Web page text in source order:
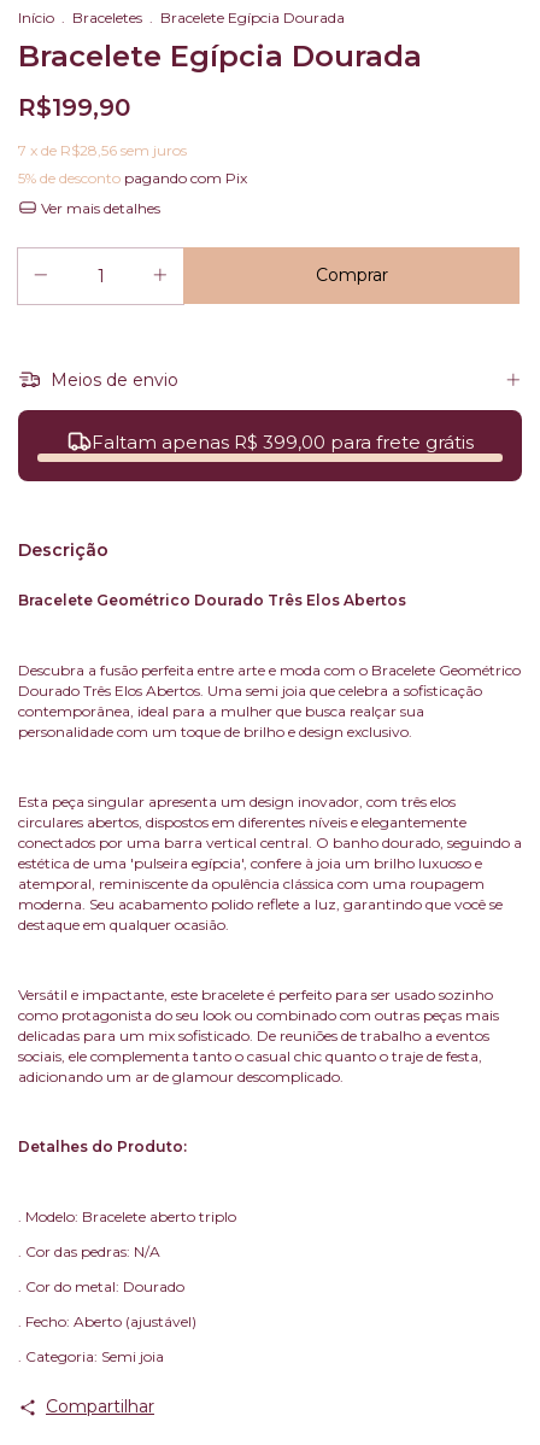
Início Braceletes Bracelete Egípcia Dourada
Bracelete Egípcia Dourada
R$199,90
7 x de R$28,56 sem juros
5% de desconto pagando com Pix
Ver mais detalhes
Meios de envio
Faltam apenas R$ 399,00 para frete grátis
Descrição
Bracelete Geométrico Dourado Três Elos Abertos
Descubra a fusão perfeita entre arte e moda com o Bracelete Geométrico
Dourado Três Elos Abertos. Uma semi joia que celebra a sofisticação
contemporânea, ideal para a mulher que busca realçar sua
personalidade com um toque de brilho e design exclusivo.
Esta peça singular apresenta um design inovador, com três elos
circulares abertos, dispostos em diferentes níveis e elegantemente
conectados por uma barra vertical central. O banho dourado, seguindo a
estética de uma 'pulseira egípcia', confere à joia um brilho luxuoso e
atemporal, reminiscente da opulência clássica com uma roupagem
moderna. Seu acabamento polido reflete a luz, garantindo que você se
destaque em qualquer ocasião.
Versátil e impactante, este bracelete é perfeito para ser usado sozinho
como protagonista do seu look ou combinado com outras peças mais
delicadas para um mix sofisticado. De reuniões de trabalho a eventos
sociais, ele complementa tanto o casual chic quanto o traje de festa,
adicionando um ar de glamour descomplicado.
Detalhes do Produto:
. Modelo: Bracelete aberto triplo
. Cor das pedras: N/A
. Cor do metal: Dourado
. Fecho: Aberto (ajustável)
. Categoria: Semi joia
Compartilhar